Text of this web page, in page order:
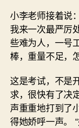
小李老师接着说
我来一次最严厉
些难为人，一号
棒，重量不足，
这是考试，不是
求，很快有了决
声重重地打到了
得她娇呼一声。